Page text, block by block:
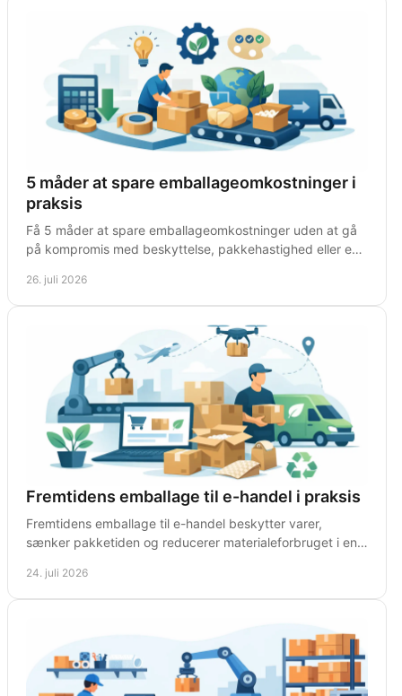
5 måder at spare emballageomkostninger i
praksis
Få 5 måder at spare emballageomkostninger uden at gå
på kompromis med beskyttelse, pakkehastighed eller en
26. juli 2026
Fremtidens emballage til e-handel i praksis
Fremtidens emballage til e-handel beskytter varer,
sænker pakketiden og reducerer materialeforbruget i en
24. juli 2026